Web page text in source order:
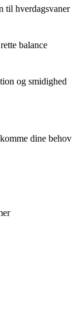
til hverdagsvaner
balance
og smidighed
dine behov